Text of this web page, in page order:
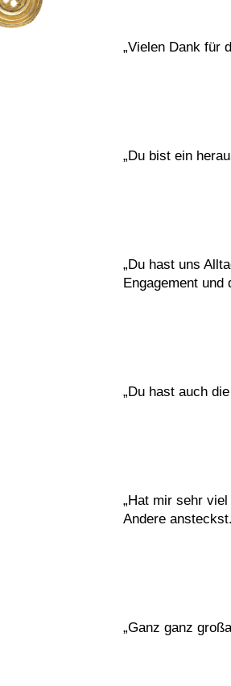
„Vielen Dank für
„Du bist ein
„Du hast uns
Engagement und
„Du hast auch
„Hat mir sehr
Andere
„Ganz ganz